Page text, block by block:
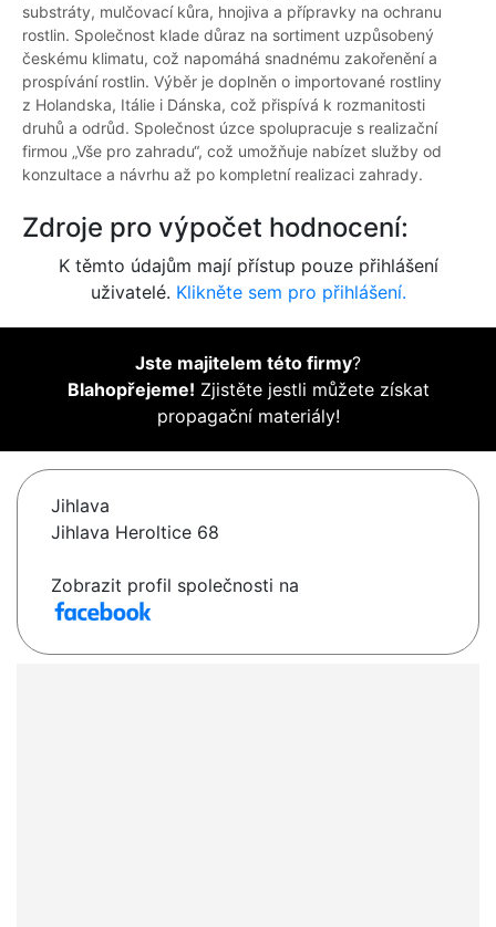
substráty, mulčovací kůra, hnojiva a přípravky na ochranu
rostlin. Společnost klade důraz na sortiment uzpůsobený
českému klimatu, což napomáhá snadnému zakořenění a
prospívání rostlin. Výběr je doplněn o importované rostliny
z Holandska, Itálie i Dánska, což přispívá k rozmanitosti
druhů a odrůd. Společnost úzce spolupracuje s realizační
firmou „Vše pro zahradu“, což umožňuje nabízet služby od
konzultace a návrhu až po kompletní realizaci zahrady.
Zdroje pro výpočet hodnocení:
K těmto údajům mají přístup pouze přihlášení
uživatelé. Klikněte sem pro přihlášení.
Jste majitelem této firmy?
Blahopřejeme! Zjistěte jestli můžete získat
propagační materiály!
Jihlava
Jihlava Heroltice 68
Zobrazit profil společnosti na